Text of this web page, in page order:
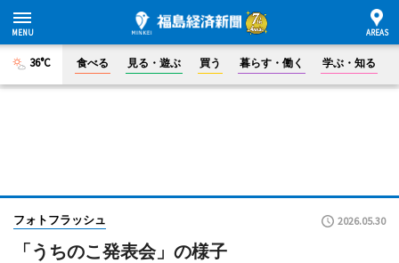
36°C 食べる 見る・遊ぶ 買う 暮らす・働く 学ぶ・知る
フォトフラッシュ 2026.05.30
「うちのこ発表会」の様子